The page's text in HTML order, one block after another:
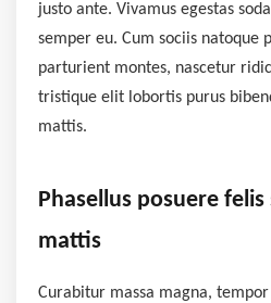
justo ante. Vivamus egestas
semper eu. Cum sociis natoque
parturient montes, nascetur
tristique elit lobortis purus
mattis.
Phasellus posuere
mattis
Curabitur massa magna,